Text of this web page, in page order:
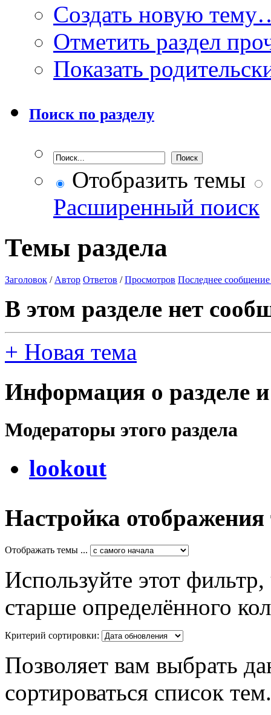
Создать новую
Отметить раздел
Показать
Поиск по разделу
Отобразить темы
Расширенный поиск
Темы раздела
Заголовок / Автор Ответов /Просмотров Последнее сообщение
В этом разделе нет
+ Новая тема
Информация о разделе
Модераторы этого раздела
lookout
Настройка отображения
Отображать темы ...
Используйте этот
старше определённого
Критерий сортировки:
Позволяет вам выбрать
сортироваться список тем.